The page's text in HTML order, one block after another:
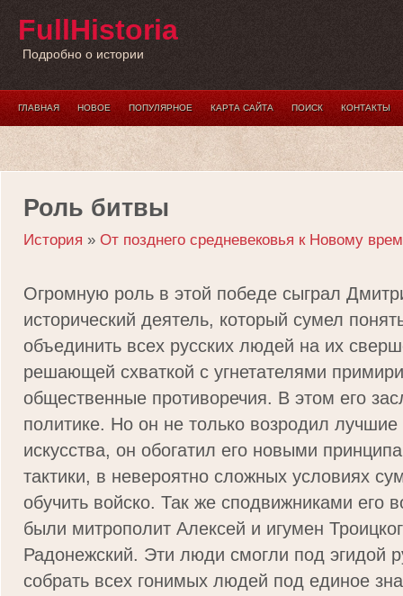
FullHistoria
Подробно о истории
ГЛАВНАЯ НОВОЕ ПОПУЛЯРНОЕ КАРТА САЙТА ПОИСК КОНТАКТЫ
Роль битвы
История » От позднего средневековья к Новому
Огромную роль в этой победе сыграл
исторический деятель, который сумел
объединить всех русских людей на их
решающей схваткой с угнетателями
общественные противоречия. В этом его
политике. Но он не только возродил лучшие
искусства, он обогатил его новыми
тактики, в невероятно сложных условиях
обучить войско. Так же сподвижниками его
были митрополит Алексей и игумен
Радонежский. Эти люди смогли под эгидой
собрать всех гонимых людей под единое